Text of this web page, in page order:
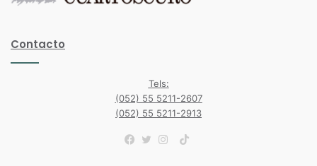
Contacto
Tels:
(052) 55 5211-2607
(052) 55 5211-2913
TikTok